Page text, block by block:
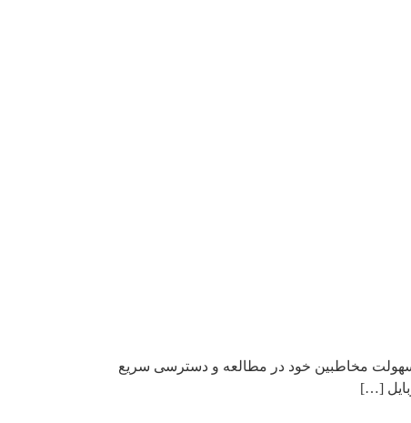
مخاطبین خود در مطالعه و دسترسی سریع
[…]